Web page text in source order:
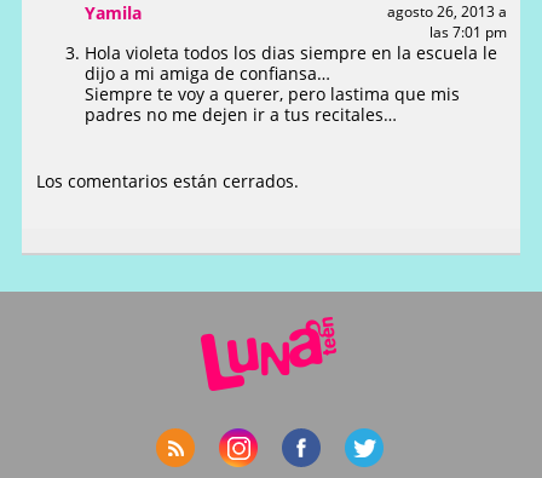
Yamila
agosto 26, 2013 a
las 7:01 pm
Hola violeta todos los dias siempre en la escuela le
dijo a mi amiga de confiansa…
Siempre te voy a querer, pero lastima que mis
padres no me dejen ir a tus recitales…
Los comentarios están cerrados.